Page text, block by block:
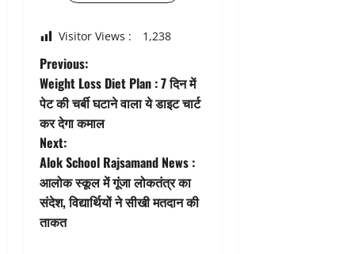
Visitor Views : 1,238
P
o
s
t
n
a
Previous:
Weight Loss Diet Plan : 7 दिन में
पेट की चर्बी घटाने वाला ये डाइट चार्ट
कर देगा कमाल
Next:
Alok School Rajsamand News :
आलोक स्कूल में गूंजा लोकतंत्र का
संदेश, विद्यार्थियों ने सीखी मतदान की
ताकत